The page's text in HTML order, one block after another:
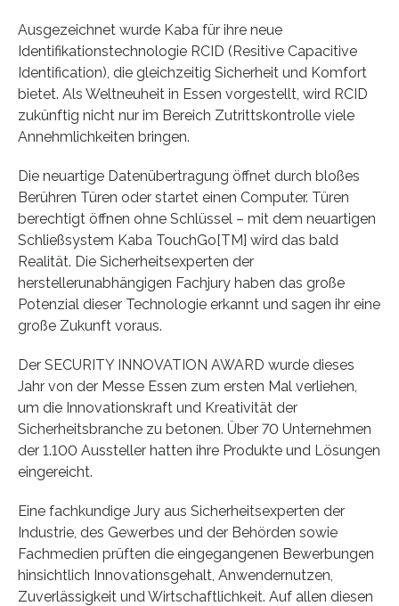
Ausgezeichnet wurde Kaba für ihre neue
Identifikationstechnologie RCID (Resitive Capacitive
Identification), die gleichzeitig Sicherheit und Komfort
bietet. Als Weltneuheit in Essen vorgestellt, wird RCID
zukünftig nicht nur im Bereich Zutrittskontrolle viele
Annehmlichkeiten bringen.
Die neuartige Datenübertragung öffnet durch bloßes
Berühren Türen oder startet einen Computer. Türen
berechtigt öffnen ohne Schlüssel – mit dem neuartigen
Schließsystem Kaba TouchGo[TM] wird das bald
Realität. Die Sicherheitsexperten der
herstellerunabhängigen Fachjury haben das große
Potenzial dieser Technologie erkannt und sagen ihr eine
große Zukunft voraus.
Der SECURITY INNOVATION AWARD wurde dieses
Jahr von der Messe Essen zum ersten Mal verliehen,
um die Innovationskraft und Kreativität der
Sicherheitsbranche zu betonen. Über 70 Unternehmen
der 1.100 Aussteller hatten ihre Produkte und Lösungen
eingereicht.
Eine fachkundige Jury aus Sicherheitsexperten der
Industrie, des Gewerbes und der Behörden sowie
Fachmedien prüften die eingegangenen Bewerbungen
hinsichtlich Innovationsgehalt, Anwendernutzen,
Zuverlässigkeit und Wirtschaftlichkeit. Auf allen diesen